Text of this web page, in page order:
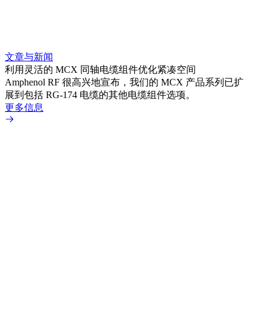
文章与新闻
利用灵活的 MCX 同轴电缆组件优化紧凑空间
Amphenol RF 很高兴地宣布，我们的 MCX 产品系列已扩
展到包括 RG-174 电缆的其他电缆组件选项。
更多信息